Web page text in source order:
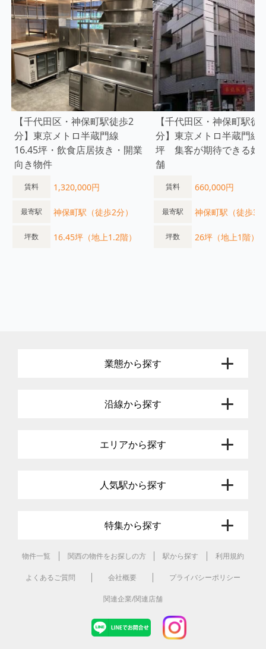
【千代田区・神保町駅徒歩2
分】東京メトロ半蔵門線
16.45坪・飲食店居抜き・開業
向き物件
賃料 1,320,000円
最寄駅 神保町駅（徒歩2分）
坪数 16.45坪（地上1.2階）
【千代田区・神保町駅徒
分】東京メトロ半蔵門
坪 集客が期待できる好
舗
賃料 660,000円
最寄駅 神保町駅（徒歩3
坪数 26坪（地上1階）
業態から探す
沿線から探す
エリアから探す
人気駅から探す
特集から探す
物件一覧 関西の物件をお探しの方 駅から探す 利用規約
よくあるご質問 会社概要 プライバシーポリシー
関連企業/関連店舗